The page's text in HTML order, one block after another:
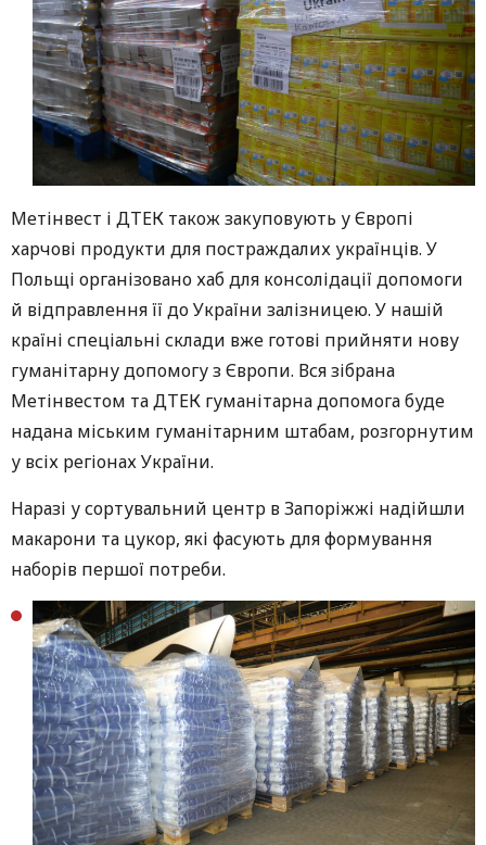
Метінвест і ДТЕК також закуповують у Європі
харчові продукти для постраждалих українців. У
Польщі організовано хаб для консолідації допомоги
й відправлення її до України залізницею. У нашій
країні спеціальні склади вже готові прийняти нову
гуманітарну допомогу з Європи. Вся зібрана
Метінвестом та ДТЕК гуманітарна допомога буде
надана міським гуманітарним штабам, розгорнутим
у всіх регіонах України.
Наразі у сортувальний центр в Запоріжжі надійшли
макарони та цукор, які фасують для формування
наборів першої потреби.